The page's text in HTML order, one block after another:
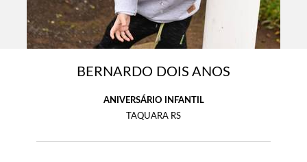
BERNARDO DOIS ANOS
ANIVERSÁRIO INFANTIL
TAQUARA RS